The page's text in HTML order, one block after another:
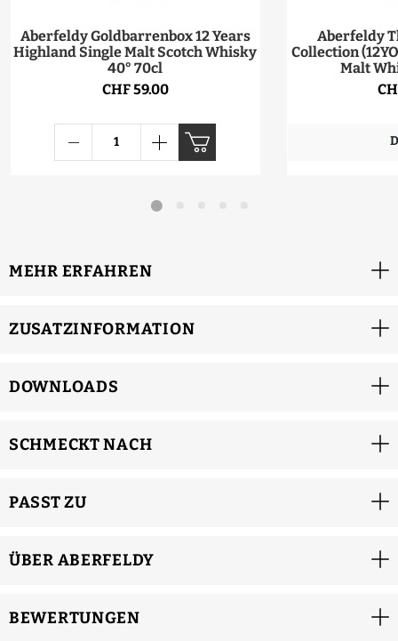
Aberfeldy Goldbarrenbox 12 Years
Highland Single Malt Scotch Whisky
40° 70cl
CHF 59.00
Aberfeldy
Collection
Malt
MEHR ERFAHREN
ZUSATZINFORMATION
DOWNLOADS
SCHMECKT NACH
PASST ZU
ÜBER ABERFELDY
BEWERTUNGEN